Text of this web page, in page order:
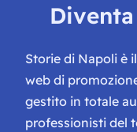
Storie di Napoli è
web di
gestito in totale
professionisti del